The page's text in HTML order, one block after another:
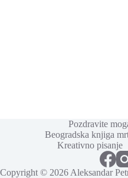
Pozdravite
Beogradska knjiga
Kreativno pisanje
Copyright © 2026 Aleksandar